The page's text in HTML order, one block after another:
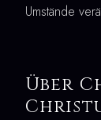
Umstände
Über